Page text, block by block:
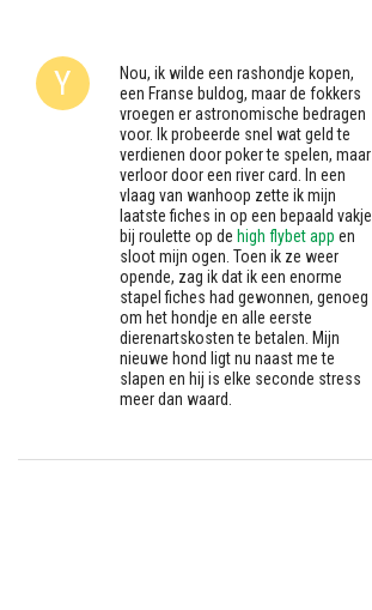
Nou, ik wilde een rashondje kopen,
een Franse buldog, maar de fokkers
vroegen er astronomische bedragen
voor. Ik probeerde snel wat geld te
verdienen door poker te spelen, maar
verloor door een river card. In een
vlaag van wanhoop zette ik mijn
laatste fiches in op een bepaald vakje
bij roulette op de high flybet app en
sloot mijn ogen. Toen ik ze weer
opende, zag ik dat ik een enorme
stapel fiches had gewonnen, genoeg
om het hondje en alle eerste
dierenartskosten te betalen. Mijn
nieuwe hond ligt nu naast me te
slapen en hij is elke seconde stress
meer dan waard.